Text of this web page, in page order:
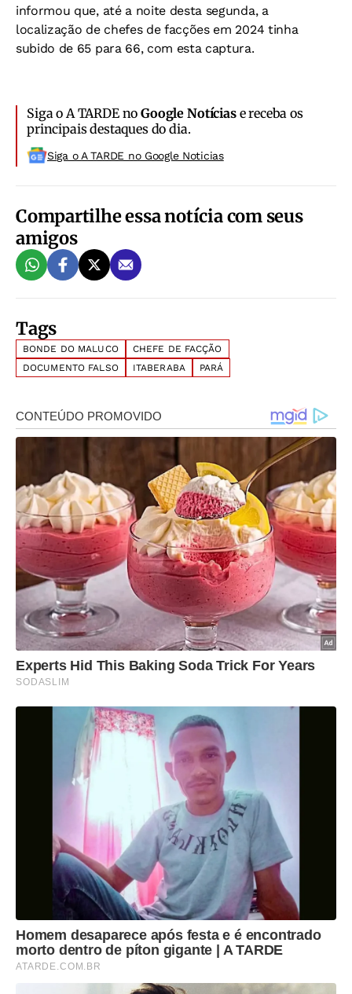
informou que, até a noite desta segunda, a
localização de chefes de facções em 2024 tinha
subido de 65 para 66, com esta captura.
Siga o A TARDE noGoogle Notíciase receba os
principais destaques do dia.
Siga o A TARDE no Google Noticias
Compartilhe essa notícia com seus
amigos
Tags
BONDE DO MALUCO
CHEFE DE FACÇÃO
DOCUMENTO FALSO
ITABERABA PARÁ